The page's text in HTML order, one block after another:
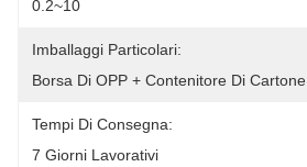
0.2~10
Imballaggi Particolari:
Borsa Di OPP + Contenitore Di Cartone
Tempi Di Consegna:
7 Giorni Lavorativi